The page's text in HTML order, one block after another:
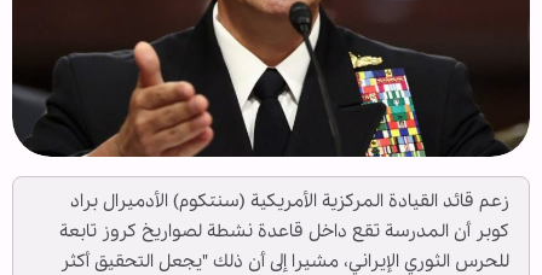
زعم قائد القيادة المركزية الأمريكية (سنتكوم) الأدميرال براد
كوبر أن المدرسة تقع داخل قاعدة نشطة لصواريخ كروز تابعة
للحرس الثوري الإيراني، مشيرا إلى أن ذلك "يجعل التحقيق أكثر